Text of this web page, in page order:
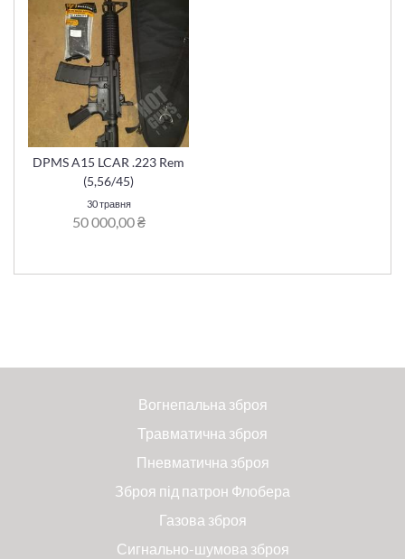
DPMS A15 LCAR .223 Rem
(5,56/45)
30 травня
50 000,00 ₴
Вогнепальна зброя
Травматична зброя
Пневматична зброя
Зброя під патрон Флобера
Газова зброя
Сигнально-шумова зброя